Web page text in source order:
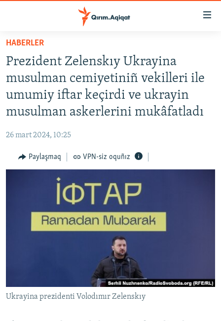
Esas
qaytmaq
Baş
navigatsiyağa
qaytmaq
Qıdıruvğa
HABERLER
SİYASET
İQTİSADİYAT
CEMİYET
İNSAN AQLARI
VİDEO
HABERLER
Prezident Zelenskıy Ukrayina
musulman cemiyetiniñ vekilleri ile
umumiy iftar keçirdi ve ukrayin
musulman askerlerini mukâfatladı
26 mart 2024, 10:25
Paylaşmaq VPN-siz oquñız
Ukrayina prezidenti Volodımır Zelenskıy